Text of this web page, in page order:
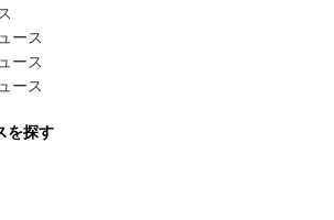
ース
ース
ース
を探す